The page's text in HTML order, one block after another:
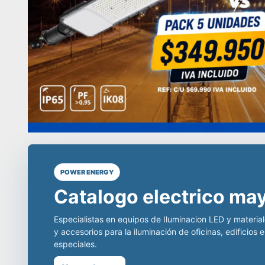
POWER ENERGY
Líderes en equipos
distribuidores en todo
incomparable.
Somos especialistas en equipos de iluminación